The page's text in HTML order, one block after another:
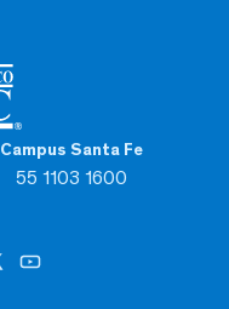
Campus Santa Fe
55 1103 1600